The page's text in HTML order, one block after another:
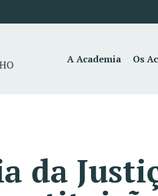
A Academia Os
da